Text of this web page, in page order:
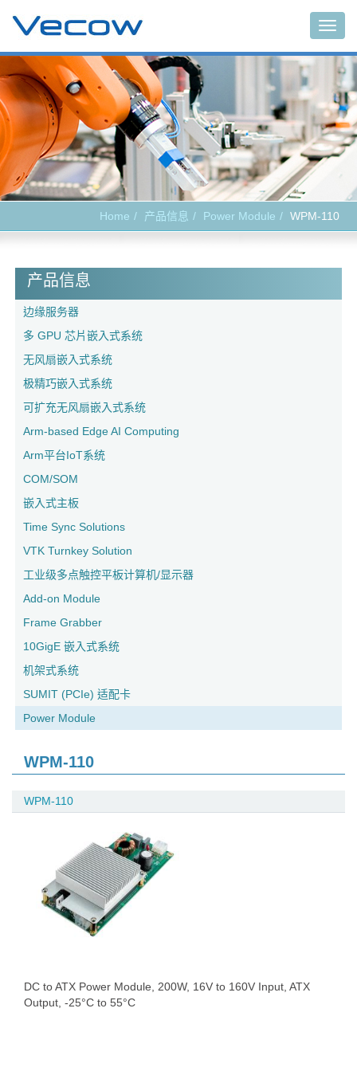
Home 产品信息 Power Module WPM-110
产品信息
边缘服务器
多 GPU 芯片嵌入式系统
无风扇嵌入式系统
极精巧嵌入式系统
可扩充无风扇嵌入式系统
Arm-based Edge AI Computing
Arm平台IoT系统
COM/SOM
嵌入式主板
Time Sync Solutions
VTK Turnkey Solution
工业级多点触控平板计算机/显示器
Add-on Module
Frame Grabber
10GigE 嵌入式系统
机架式系统
SUMIT (PCIe) 适配卡
Power Module
WPM-110
WPM-110
DC to ATX Power Module, 200W, 16V to 160V Input, ATX
Output, -25°C to 55°C